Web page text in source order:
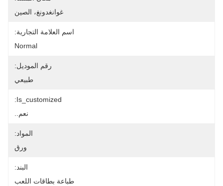
غوانغدونغ، الصين
اسم العلامة التجارية:
Normal
رقم الموديل:
طبيعي
Is_customized:
نعم..
المواد:
ورق
البند:
طباعة بطاقات اللعب